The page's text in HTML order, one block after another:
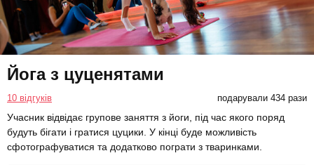
Йога з цуценятами
10 відгуків подарували 434 рази
Учасник відвідає групове заняття з йоги, під час якого поряд
будуть бігати і гратися цуцики. У кінці буде можливість
сфотографуватися та додатково пограти з тваринками.